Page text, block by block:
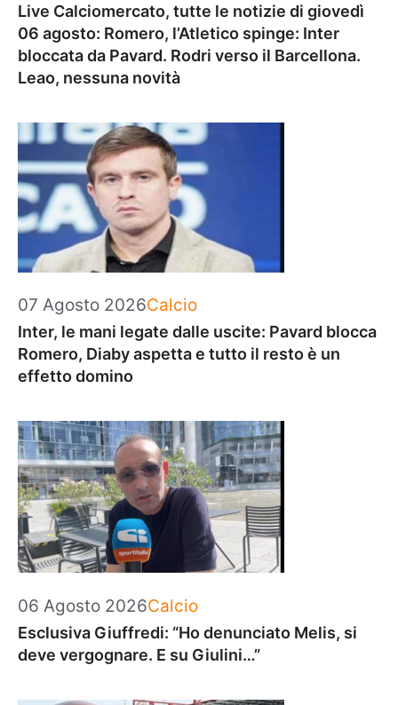
Live Calciomercato, tutte le notizie di giovedì
06 agosto: Romero, l’Atletico spinge: Inter
bloccata da Pavard. Rodri verso il Barcellona.
Leao, nessuna novità
07 Agosto 2026Categorie
Calcio
Inter, le mani legate dalle uscite: Pavard blocca
Romero, Diaby aspetta e tutto il resto è un
effetto domino
06 Agosto 2026Categorie
Calcio
Esclusiva Giuffredi: “Ho denunciato Melis, si
deve vergognare. E su Giulini…”